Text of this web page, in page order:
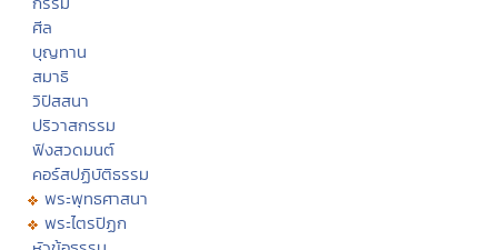
ศีล
บุญทาน
สมาธิ
วิปัสสนา
ปริวาสกรรม
ฟังสวดมนต์
คอร์สปฏิบัติธรรม
พระพุทธศาสนา
พระไตรปิฏก